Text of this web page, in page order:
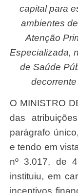
capital para
ambientes
Atenção
Especializada,
de Saúde
O MINISTRO DE ESTADO DA SAÚDE, no uso
das
parágrafo
e tendo em
nº 3.017, de
instituiu, em